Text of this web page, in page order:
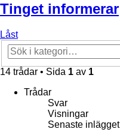
Tinget informerar
Låst
14 trådar • Sida 1 av 1
Trådar
Svar
Visningar
Senaste inlägget